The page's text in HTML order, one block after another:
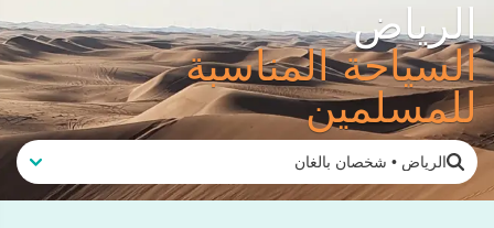
الرياض
السياحة المناسبة
للمسلمين
الرياض • شخصان بالغان